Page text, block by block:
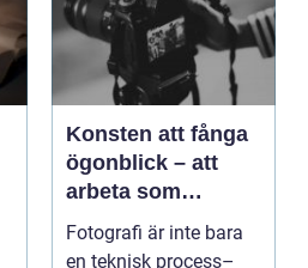
Konsten att fånga
ögonblick – att
arbeta som
fotograf i
Norrköping
Fotografi är inte bara
en teknisk process–